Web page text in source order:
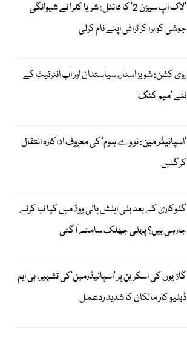
’لاک اپ سیزن 2‘ کا فائنل: شریا کلرا نے شیوانگی
جوشی کو ہرا کر ٹرافی اپنے نام کرلی
روی کشن: شوبز اسٹار، سیاستدان اور اب انٹرنیٹ کے
نئے ’میم کنگ‘
’اسپائیڈر مین: نو وے ہوم‘ کی معروف اداکارہ انتقال
کرگئیں
گلوکاری کے بعد بلی ایلش ہالی ووڈ میں کیا نیا کرنے
جارہی ہیں؟ پہلی جھلک سامنے آگئی
گاڑیوں کی اسکرین پر ’اسپائیڈرمین‘کی تشہیر، بی ایم
ڈبلیو کار مالکان کا شدید ردعمل